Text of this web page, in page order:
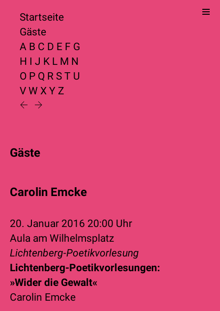
Startseite
Gäste
A B C D E F G
H I J K L M N
O P Q R S T U
V W X Y Z
Gäste
Carolin Emcke
20. Januar 2016 20:00 Uhr
Aula am Wilhelmsplatz
Lichtenberg-Poetikvorlesung
Lichtenberg-Poetikvorlesungen:
»Wider die Gewalt«
Carolin Emcke